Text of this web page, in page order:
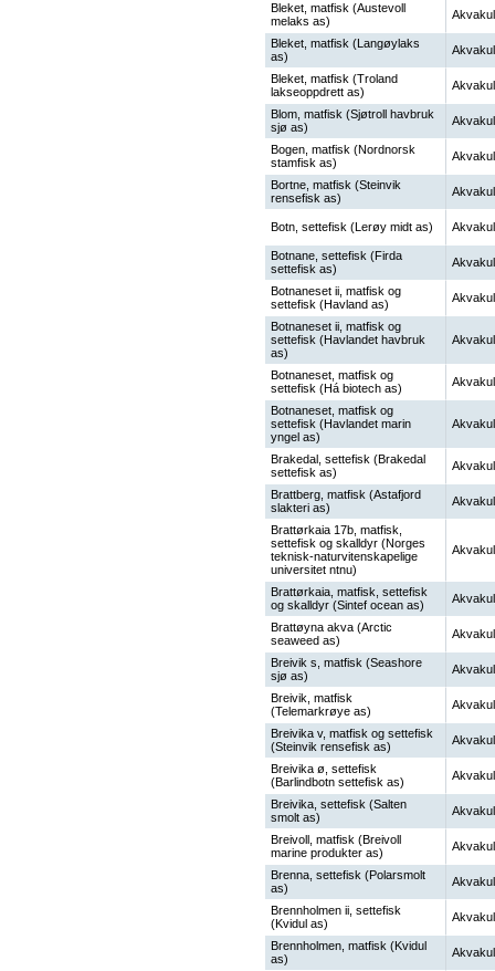
Bleket, matfisk (Austevoll
melaks as)
Bleket, matfisk (Langøylaks
as)
Bleket, matfisk (Troland
lakseoppdrett as)
Blom, matfisk (Sjøtroll havbruk
sjø as)
Bogen, matfisk (Nordnorsk
stamfisk as)
Bortne, matfisk (Steinvik
rensefisk as)
Botn, settefisk (Lerøy midt as)
Botnane, settefisk (Firda
settefisk as)
Botnaneset ii, matfisk og
settefisk (Havland as)
Botnaneset ii, matfisk og
settefisk (Havlandet havbruk
as)
Botnaneset, matfisk og
settefisk (Há biotech as)
Botnaneset, matfisk og
settefisk (Havlandet marin
yngel as)
Brakedal, settefisk (Brakedal
settefisk as)
Brattberg, matfisk (Astafjord
slakteri as)
Brattørkaia 17b, matfisk,
settefisk og skalldyr (Norges
teknisk-naturvitenskapelige
universitet ntnu)
Brattørkaia, matfisk, settefisk
og skalldyr (Sintef ocean as)
Brattøyna akva (Arctic
seaweed as)
Breivik s, matfisk (Seashore
sjø as)
Breivik, matfisk
(Telemarkrøye as)
Breivika v, matfisk og settefisk
(Steinvik rensefisk as)
Breivika ø, settefisk
(Barlindbotn settefisk as)
Breivika, settefisk (Salten
smolt as)
Breivoll, matfisk (Breivoll
marine produkter as)
Brenna, settefisk (Polarsmolt
as)
Brennholmen ii, settefisk
(Kvidul as)
Brennholmen, matfisk (Kvidul
as)